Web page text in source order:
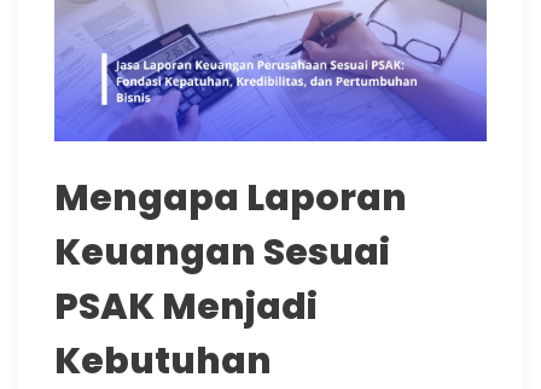
Mengapa Laporan
Keuangan Sesuai
PSAK Menjadi
Kebutuhan